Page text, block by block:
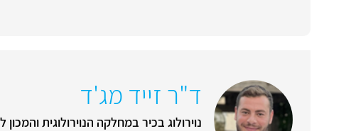
ד"ר זייד מג'ד
נוירולוג בכיר במחלקה הנוירולוגית